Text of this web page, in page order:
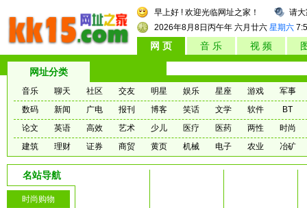
请
早上好 ! 欢迎光临网址之家！
2026年8月8日 丙午年 六月廿六 星期六
网 页 音 乐 视 频
网址分类
音乐 聊天 社区 交友 明星 娱乐 星座 游戏
军事
数码
新闻 广电 报刊 博客 笑话 文学 软件
BT
论文
英语 高效 艺术 少儿 医疗 医药 两性
时尚
建筑
理财 证券 商贸 黄页 机械 电子 农业 冶矿
名站导航
时尚购物